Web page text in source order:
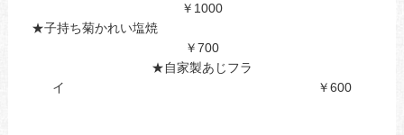
￥1000
★子持ち菊かれい塩焼
￥700
★自家製あじフラ
イ ￥600